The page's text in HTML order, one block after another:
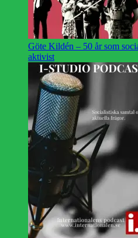
Göte Kildén – 50 år som
aktivist